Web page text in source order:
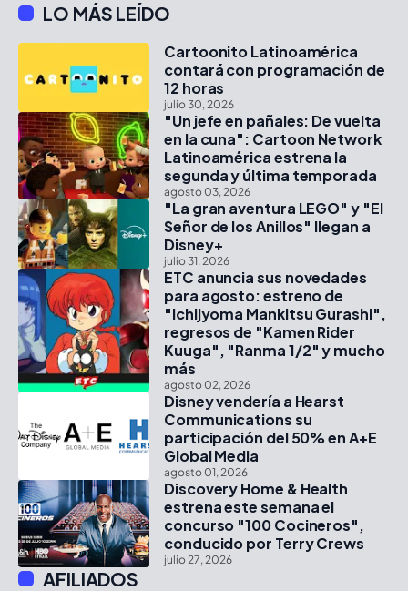
LO MÁS LEÍDO
Cartoonito Latinoamérica
contará con programación de
12 horas
julio 30, 2026
"Un jefe en pañales: De vuelta
en la cuna": Cartoon Network
Latinoamérica estrena la
segunda y última temporada
agosto 03, 2026
"La gran aventura LEGO" y "El
Señor de los Anillos" llegan a
Disney+
julio 31, 2026
ETC anuncia sus novedades
para agosto: estreno de
"Ichijyoma Mankitsu Gurashi",
regresos de "Kamen Rider
Kuuga", "Ranma 1/2" y mucho
más
agosto 02, 2026
Disney vendería a Hearst
Communications su
participación del 50% en A+E
Global Media
agosto 01, 2026
Discovery Home & Health
estrena este semana el
concurso "100 Cocineros",
conducido por Terry Crews
julio 27, 2026
AFILIADOS